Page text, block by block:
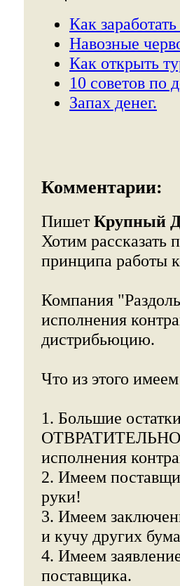
Как
Навозные
Как открыть
10 советов по
Запах денег.
Комментарии:
ПишетКрупный
Хотим рассказать
принципа работы
Компания
исполнения
дистрибьюцию.
Что из этого
1. Большие
исполнения
2. Имеем
руки!
3. Имеем
и кучу других
4. Имеем
поставщика.